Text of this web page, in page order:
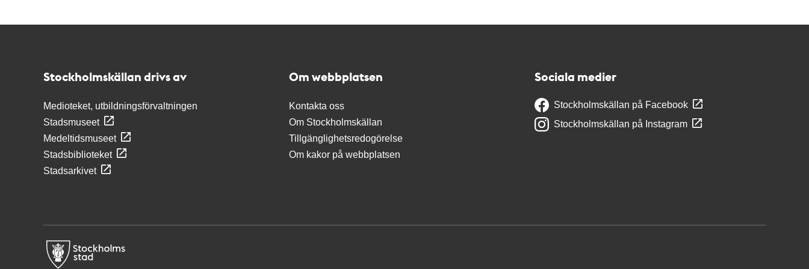
Stockholmskällan drivs av
Medioteket, utbildningsförvaltningen
Stadsmuseet
Medeltidsmuseet
Stadsbiblioteket
Stadsarkivet
Om webbplatsen
Kontakta oss
Om Stockholmskällan
Tillgänglighetsredogörelse
Om kakor på webbplatsen
Sociala medier
Stockholmskällan på Facebook
Stockholmskällan på Instagram